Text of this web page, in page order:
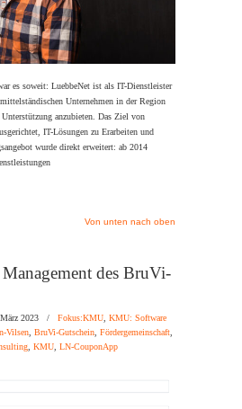
es soweit: LuebbeNet ist als IT-Dienstleister
Unternehmen in der Region
anzubieten. Das Ziel von
IT-Lösungen zu Erarbeiten und
wurde direkt erweitert: ab 2014
Von unten nach oben
des BruVi-
2023 / Fokus:KMU, KMU: Software
Vilsen, BruVi-Gutschein, Fördergemeinschaft,
, KMU, LN-CouponApp